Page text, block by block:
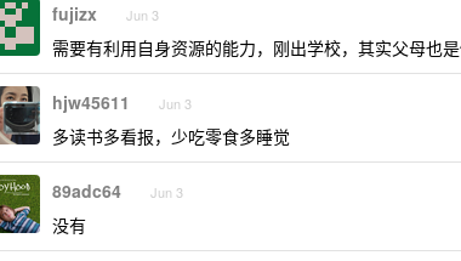
fujizx Jun 3
需要有利用自身资源的能力，刚出学校，其实父母也
hjw45611 Jun 3
多读书多看报，少吃零食多睡觉
89adc64 Jun 3
没有